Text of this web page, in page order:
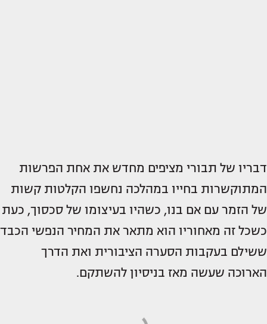
דבריו של תבורי מציפים מחדש את אחת הפרשות
המתוקשרות בחייו במהלכה נחשפו הקלטות קשות
של הזמר עם אם בנו, כשהיו בעיצומו של סכסוך, כעת
כשכל זה מאחוריו הוא מתאר את המחיר הנפשי הכבד
ששילם בעקבות הסערה הציבורית ואת הדרך
הארוכה שעשה מאז בניסיון להשתקם.